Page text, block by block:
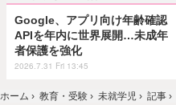
Google、アプリ向け年齢確認
APIを年内に世界展開…未成年
者保護を強化
2026.7.31 Fri 13:45
ホーム › 教育・受験 › 未就学児 › 記事 ›